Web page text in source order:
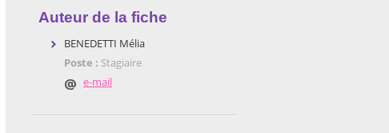
Auteur de la fiche
BENEDETTI Mélia
Poste : Stagiaire
e-mail